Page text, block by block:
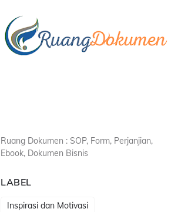
Ruang Dokumen : SOP, Form, Perjanjian,
Ebook, Dokumen Bisnis
LABEL
Inspirasi dan Motivasi